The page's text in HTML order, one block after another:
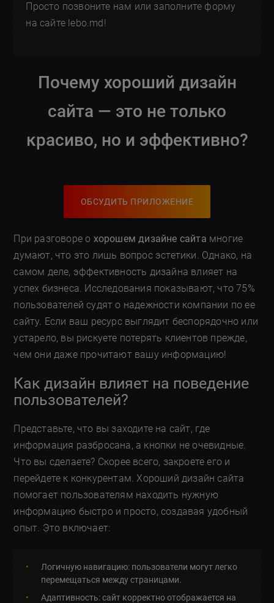
Просто позвоните нам или заполните форму
на сайте lebo.md!
Почему хороший дизайн
сайта — это не только
красиво, но и эффективно?
ОБСУДИТЬ ПРИЛОЖЕНИЕ
При разговоре о хорошем дизайне сайта многие
думают, что это лишь вопрос эстетики. Однако, на
самом деле, эффективность дизайна влияет на
успех бизнеса. Исследования показывают, что 75%
пользователей судят о надежности компании по ее
сайту. Если ваш ресурс выглядит беспорядочно или
устарело, вы рискуете потерять клиентов прежде,
чем они даже прочитают вашу информацию!
Как дизайн влияет на поведение
пользователей?
Представьте, что вы заходите на сайт, где
информация разбросана, а кнопки не очевидные.
Что вы сделаете? Скорее всего, закроете его и
перейдете к конкурентам. Хороший дизайн сайта
помогает пользователям находить нужную
информацию быстро и просто, создавая удобный
опыт. Это включает:
Логичную навигацию: пользователи могут легко
перемещаться между страницами.
Адаптивность: сайт корректно отображается на